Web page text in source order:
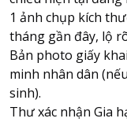
1 ảnh chụp kích
tháng gần đây, lộ
Bản photo giấy
minh nhân dân
sinh).
Thư xác nhận Gia